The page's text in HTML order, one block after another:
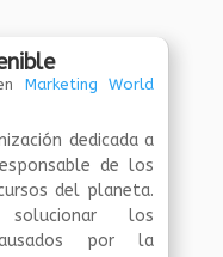
Marketing World
dedicada a
de los
del planeta.
los
por la